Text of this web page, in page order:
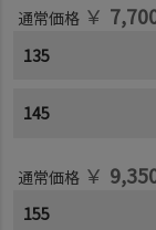
通常価格 ￥
135
145
通常価格 ￥
155